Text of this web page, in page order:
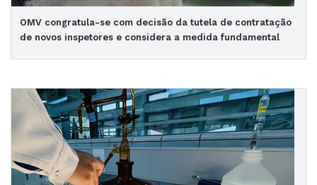
OMV congratula-se com decisão da tutela de contratação
de novos inspetores e considera a medida fundamental